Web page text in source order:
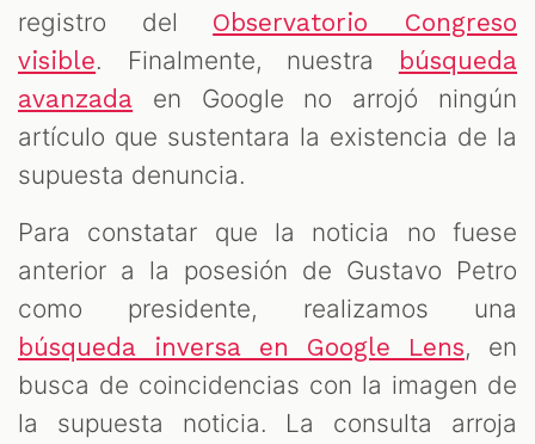
registro del Observatorio Congreso
visible. Finalmente, nuestra
búsqueda
avanzada en Google no arrojó ningún
artículo que sustentara la existencia de la
supuesta denuncia.
Para constatar que la noticia no fuese
anterior a la posesión de Gustavo Petro
como presidente, realizamos una
búsqueda inversa en Google Lens, en
busca de coincidencias con la imagen de
la supuesta noticia. La consulta arroja